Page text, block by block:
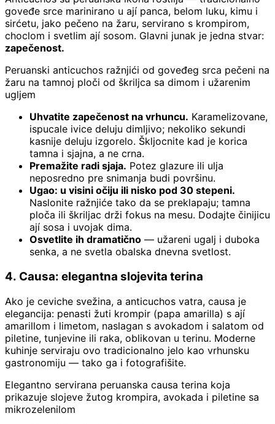
goveđe srce marinirano u ají panca, belom luku, kimu i
sirćetu, jako pečeno na žaru, servirano s krompirom,
choclom i svetlim ají sosom. Glavni junak je jedna stvar:
zapečenost.
Peruanski anticuchos ražnjići od goveđeg srca pečeni na
žaru na tamnoj ploči od škriljca sa dimom i užarenim
ugljem
Uhvatite zapečenost na vrhuncu. Karamelizovane,
ispucale ivice deluju dimljivo; nekoliko sekundi
kasnije deluju izgorelo. Škljocnite kad je korica
tamna i sjajna, a ne crna.
Premažite radi sjaja. Potez glazure ili ulja
neposredno pre snimanja budi površinu.
Ugao: u visini očiju ili nisko pod 30 stepeni.
Naslonite ražnjiće tako da se preklapaju; tamna
ploča ili škriljac drži fokus na mesu. Dodajte činijicu
ají sosa i uvojak dima.
Osvetlite ih dramatično — užareni ugalj i duboka
senka, a ne svetla obalska dnevna svetlost.
4. Causa: elegantna slojevita terina
Ako je ceviche svežina, a anticuchos vatra, causa je
elegancija: penasti žuti krompir (papa amarilla) s ají
amarillom i limetom, naslagan s avokadom i salatom od
piletine, tunjevine ili raka, oblikovan u terinu. Moderne
kuhinje serviraju ovo tradicionalno jelo kao vrhunsku
gastronomiju — tako ga i fotografišite.
Elegantno servirana peruanska causa terina koja
prikazuje slojeve žutog krompira, avokada i piletine sa
mikrozelenilom